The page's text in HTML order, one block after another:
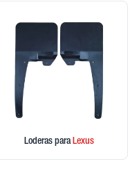
Loderas paraLexus